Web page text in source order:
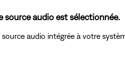
source audio est sélectionnée.
audio intégrée à votre